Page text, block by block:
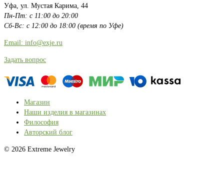
Уфа, ул. Мустая Карима, 44
Пн-Пт: с 11:00 до 20:00
Сб-Вс: с 12:00 до 18:00 (время по Уфе)
Email: info@exje.ru
Задать вопрос
Магазин
Наши изделия в магазинах
Философия
Авторский блог
© 2026 Extreme Jewelry